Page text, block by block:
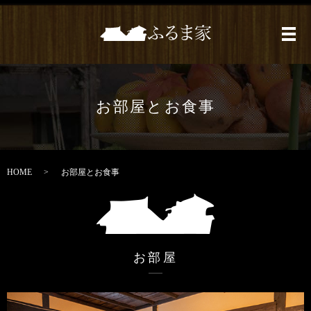
メ
お部屋とお食事
HOME お部屋とお食事
お部屋